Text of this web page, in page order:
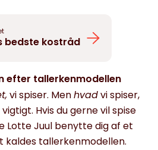
bedste kostråd
efter tallerkenmodellen
vi spiser. Menhvadvi spiser,
Hvis du gerne vil spise
Lotte Juul benytte dig af et
kaldes tallerkenmodellen.